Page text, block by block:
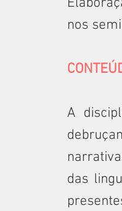
nos
A
das